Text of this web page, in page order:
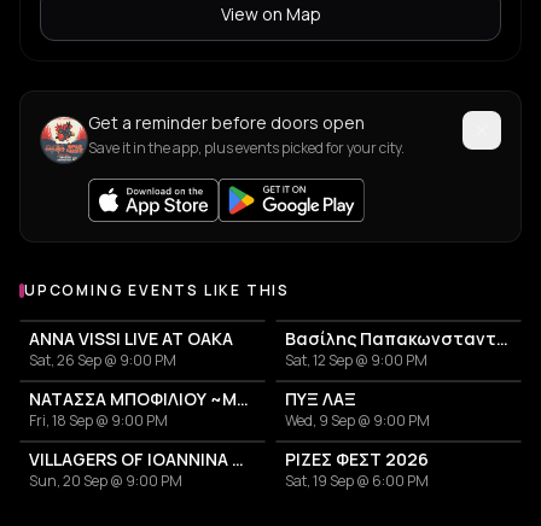
View on Map
Get a reminder before doors open
Save it in the app, plus events picked for your city.
UPCOMING EVENTS LIKE THIS
ANNA VISSI LIVE AT OAKA
Sat, 26 Sep @ 9:00 PM
Βασίλης Παπακωνσταντίνου
Sat, 12 Sep @ 9:00 PM
ΝΑΤΑΣΣΑ ΜΠΟΦΙΛΙΟΥ ~ΜΕΤΡΗΜΑ~
Fri, 18 Sep @ 9:00 PM
ΠΥΞ ΛΑΞ
Wed, 9 Sep @ 9:00 PM
VILLAGERS OF IOANNINA CITY - VENCEREMOS 2026
Sun, 20 Sep @ 9:00 PM
ΡΙΖΕΣ ΦΕΣΤ 2026
Sat, 19 Sep @ 6:00 PM